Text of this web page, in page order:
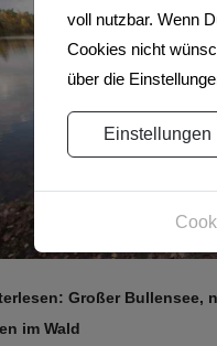
Großer Bullensee,
im Wald
voll nutzbar. Wenn
Cookies nicht
über die
Einstellungen